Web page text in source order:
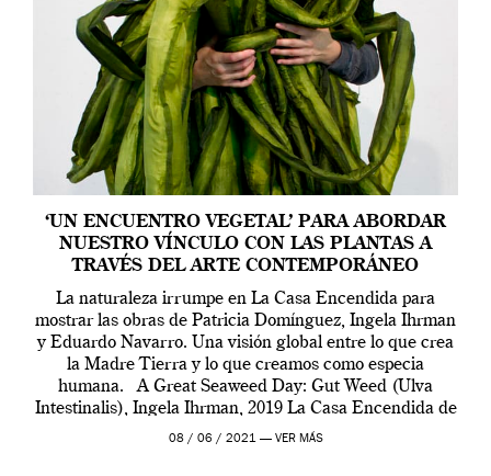
‘UN ENCUENTRO VEGETAL’ PARA ABORDAR
NUESTRO VÍNCULO CON LAS PLANTAS A
TRAVÉS DEL ARTE CONTEMPORÁNEO
La naturaleza irrumpe en La Casa Encendida para
mostrar las obras de Patricia Domínguez, Ingela Ihrman
y Eduardo Navarro. Una visión global entre lo que crea
la Madre Tierra y lo que creamos como especia
humana. A Great Seaweed Day: Gut Weed (Ulva
Intestinalis), Ingela Ihrman, 2019 La Casa Encendida de
Madrid y la Wellcome […]
08 / 06 / 2021 — VER MÁS